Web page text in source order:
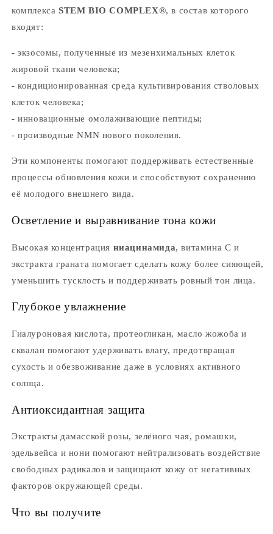
комплекса STEM BIO COMPLEX®, в состав которого
входят:
- экзосомы, полученные из мезенхимальных клеток
жировой ткани человека;
- кондиционированная среда культивирования стволовых
клеток человека;
- инновационные омолаживающие пептиды;
- производные NMN нового поколения.
Эти компоненты помогают поддерживать естественные
процессы обновления кожи и способствуют сохранению
её молодого внешнего вида.
Осветление и выравнивание тона кожи
Высокая концентрация ниацинамида, витамина С и
экстракта граната помогает сделать кожу более сияющей,
уменьшить тусклость и поддерживать ровный тон лица.
Глубокое увлажнение
Гиалуроновая кислота, протеогликан, масло жожоба и
сквалан помогают удерживать влагу, предотвращая
сухость и обезвоживание даже в условиях активного
солнца.
Антиоксидантная защита
Экстракты дамасской розы, зелёного чая, ромашки,
эдельвейса и нони помогают нейтрализовать воздействие
свободных радикалов и защищают кожу от негативных
факторов окружающей среды.
Что вы получите